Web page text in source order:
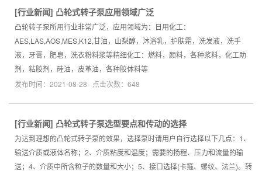
[行业新闻] 凸轮式转子泵应用领域广泛
凸轮转子泵所用行业非常广泛，应用领域为：日用化工：
AES,LAS,AOS,MES,K12,甘油，山梨醇，沐浴乳，护肤霜，洗发液，洗手
液，牙膏，肥皂，洗衣粉料浆等精细化工：燃料，颜料，各种浆料，化工助
剂，粘胶剂，硅油，皮革油，各种胶体料等
发布时间：2021-08-28 点击次数：648
[行业新闻] 凸轮式转子泵选型要点和传动的选择
为达到理想的凸轮式转子泵的效果，选择泵时请用户自行选择以下几点：1、
输送介质或液体名称；2、介质粘度和温度；需要的扬程、压力和流量的输
送；4、介质中所含粒子的数量和大小；5、接口选择(卡箍、螺纹、法兰)。转